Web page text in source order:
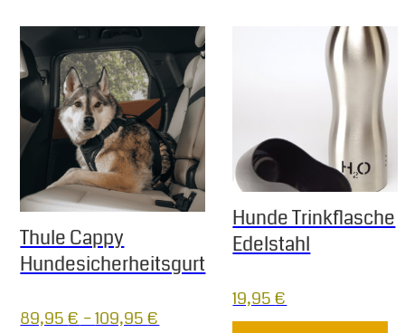
Thule Cappy
Hundesicherheitsgurt
89,95€ –109,95€
Hunde Trinkflasche
Edelstahl
19,95€